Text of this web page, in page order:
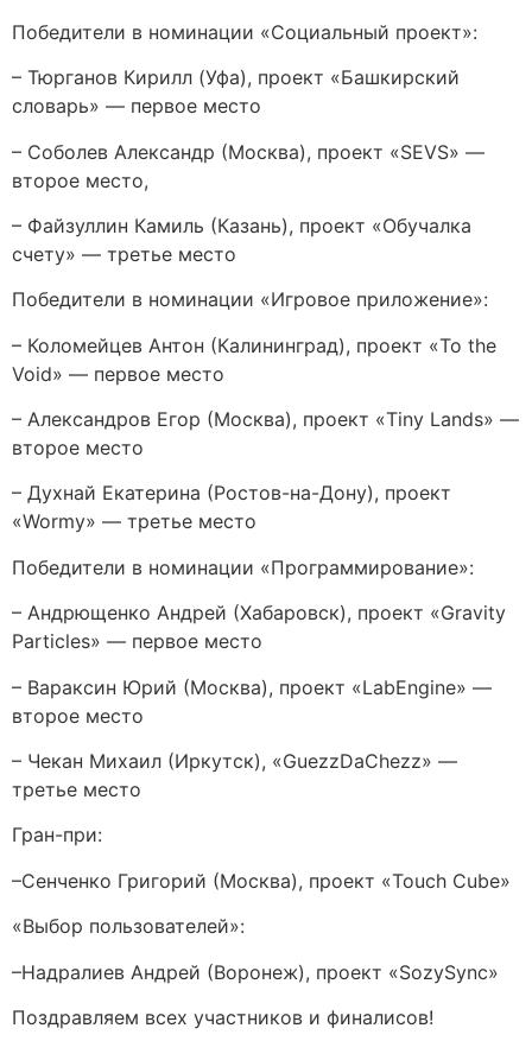
Победители в номинации «Социальный проект»:
– Тюрганов Кирилл (Уфа), проект «Башкирский
словарь» — первое место
– Соболев Александр (Москва), проект «SEVS» —
второе место,
– Файзуллин Камиль (Казань), проект «Обучалка
счету» — третье место
Победители в номинации «Игровое приложение»:
– Коломейцев Антон (Калининград), проект «To the
Void» — первое место
– Александров Егор (Москва), проект «Tiny Lands» —
второе место
– Духнай Екатерина (Ростов-на-Дону), проект
«Wormy» — третье место
Победители в номинации «Программирование»:
– Андрющенко Андрей (Хабаровск), проект «Gravity
Particles» — первое место
– Вараксин Юрий (Москва), проект «LabEngine» —
второе место
– Чекан Михаил (Иркутск), «GuezzDaChezz» —
третье место
Гран-при:
–Сенченко Григорий (Москва), проект «Touch Cube»
«Выбор пользователей»:
–Надралиев Андрей (Воронеж), проект «SozySync»
Поздравляем всех участников и финалисов!